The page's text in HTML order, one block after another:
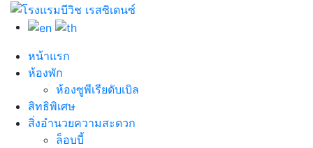
หน้าแรก
ห้องพัก
ห้องซูพีเรียดับเบิล
สิทธิพิเศษ
สิ่งอำนวยความสะดวก
ล็อบบี้